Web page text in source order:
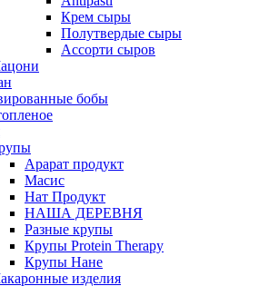
Крем сыры
Полутвердые сыры
Ассорти сыров
бобы
Арарат продукт
Масис
Нат Продукт
НАША ДЕРЕВНЯ
Разные крупы
Крупы Protein Therapy
Крупы Нане
изделия